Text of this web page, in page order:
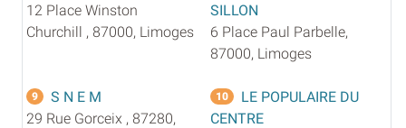
12 Place Winston
Churchill , 87000, Limoges
SILLON
6 Place Paul Parbelle,
87000, Limoges
9
S N E M
29 Rue Gorceix , 87280,
10
LE POPULAIRE DU
CENTRE